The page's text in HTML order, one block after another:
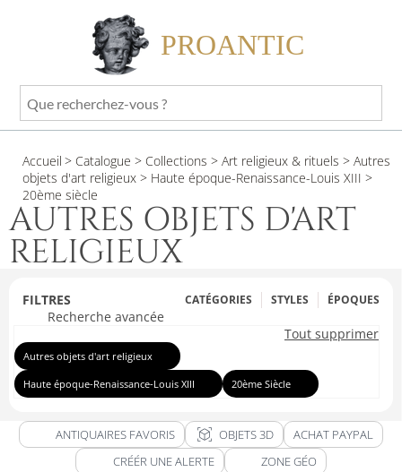
PROANTIC
Que
recherchez-
?
Accueil > Catalogue > Collections > Art religieux & rituels > Autres
objets d'art religieux > Haute époque-Renaissance-Louis XIII >
20ème siècle
AUTRES OBJETS D'ART
RELIGIEUX
FILTRES CATÉGORIES STYLES ÉPOQUES
Recherche avancée
Tout supprimer
Autres objets d'art religieux
Haute époque-Renaissance-Louis XIII 20ème Siècle
ANTIQUAIRES FAVORIS view_in_ar OBJETS 3D
ACHAT PAYPAL
CRÉÉR UNE ALERTE
ZONE GÉO